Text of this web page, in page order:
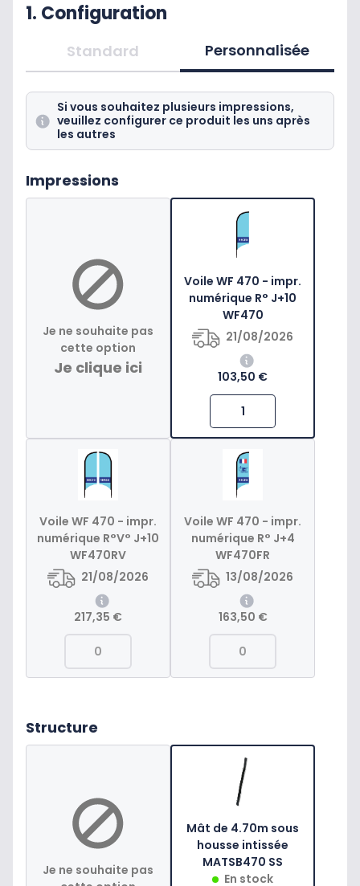
1. Configuration
Standard Personnalisée
Si vous souhaitez plusieurs impressions,
veuillez configurer ce produit les uns après
les autres
Impressions
Je ne souhaite pas
cette option
Je clique ici
Voile WF 470 - impr.
numérique R° J+10
WF470
21/08/2026
103,50 €
Voile WF 470 - impr.
numérique R°V° J+10
WF470RV
21/08/2026
217,35 €
Voile WF 470 - impr.
numérique R° J+4
WF470FR
13/08/2026
163,50 €
Structure
Je ne souhaite pas
Mât de 4.70m sous
housse intissée
MATSB470 SS
En stock